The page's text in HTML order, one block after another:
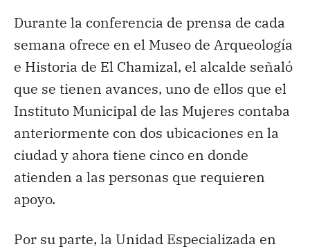
Durante la conferencia de prensa de cada
semana ofrece en el Museo de Arqueología
e Historia de El Chamizal, el alcalde señaló
que se tienen avances, uno de ellos que el
Instituto Municipal de las Mujeres contaba
anteriormente con dos ubicaciones en la
ciudad y ahora tiene cinco en donde
atienden a las personas que requieren
apoyo.
Por su parte, la Unidad Especializada en